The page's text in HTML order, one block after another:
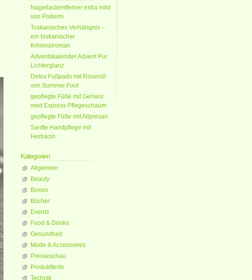
Nagellackentferner extra mild
von Poderm
Toskanisches Verhängnis –
ein toskanischer
Kriminalroman
Adventskalender Advent Pur
Lichterglanz
Detox Fußpads mit Rosenöl
von Summer Foot
gepflegte Füße mit Gehwol
med Express Pflegeschaum
gepflegte Füße mit Allpresan
Sanfte Handpflege mit
Herbacin
Kategorien
Allgemein
Beauty
Boxen
Bücher
Events
Food & Drinks
Gesundheit
Mode & Accessoires
Presseschau
Produkttests
Technik